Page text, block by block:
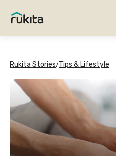
Rukita Stories/Tips & Lifestyle